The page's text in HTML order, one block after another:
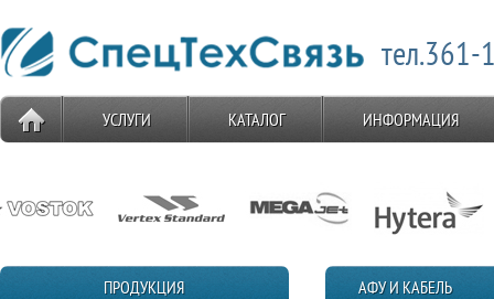
тел.361-
УСЛУГИ КАТАЛОГ ИНФОРМАЦИЯ
ПРОДУКЦИЯ
АФУ И КАБЕЛЬ